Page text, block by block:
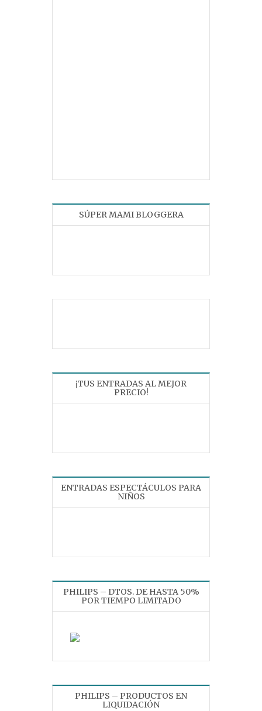
SÚPER MAMI BLOGGERA
¡TUS ENTRADAS AL MEJOR
PRECIO!
ENTRADAS ESPECTÁCULOS PARA
NIÑOS
PHILIPS – DTOS. DE HASTA 50%
POR TIEMPO LIMITADO
PHILIPS – PRODUCTOS EN
LIQUIDACIÓN